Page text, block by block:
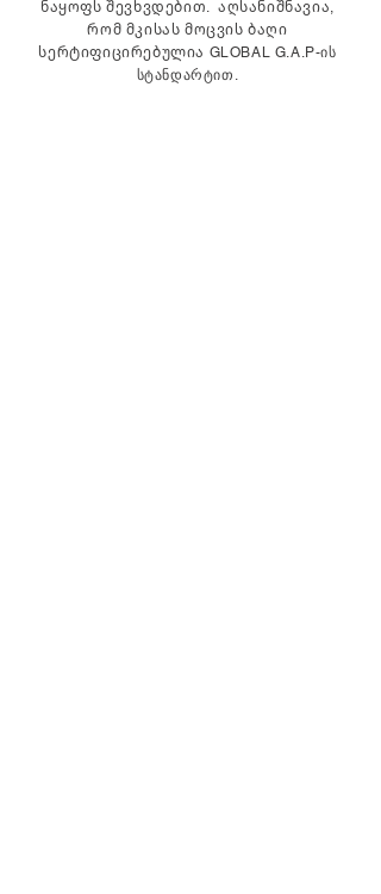
ნაყოფს შევხვდებით. აღსანიშნავია,
რომ მკისას მოცვის ბაღი
სერტიფიცირებულია GLOBAL G.A.P-ის
სტანდარტით.